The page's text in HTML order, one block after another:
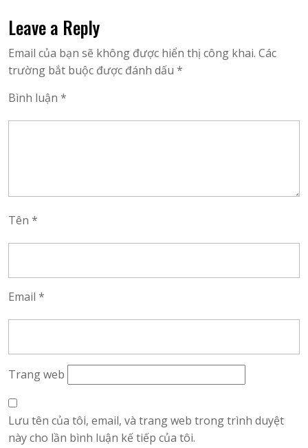
viết
Leave a Reply
Email của bạn sẽ không được hiển thị công khai. Các
trường bắt buộc được đánh dấu *
Bình luận *
Tên *
Email *
Trang web
Lưu tên của tôi, email, và trang web trong trình duyệt
này cho lần bình luận kế tiếp của tôi.